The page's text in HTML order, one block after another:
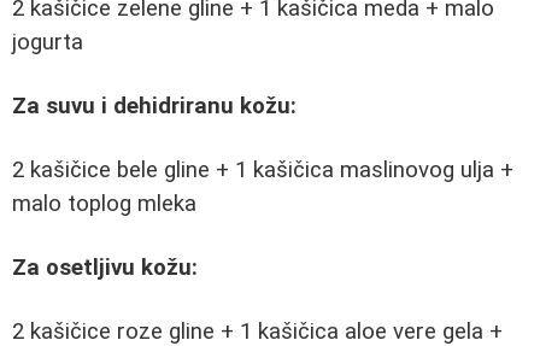
2 kašičice zelene gline + 1 kašičica meda + malo
jogurta
Za suvu i dehidriranu kožu:
2 kašičice bele gline + 1 kašičica maslinovog ulja +
malo toplog mleka
Za osetljivu kožu:
2 kašičice roze gline + 1 kašičica aloe vere gela +